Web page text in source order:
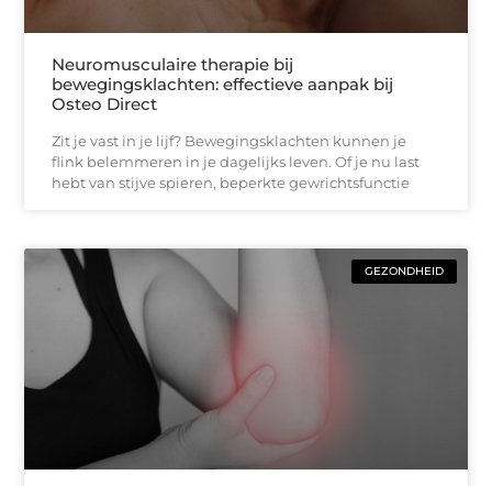
Neuromusculaire therapie bij
bewegingsklachten: effectieve aanpak bij
Osteo Direct
Zit je vast in je lijf? Bewegingsklachten kunnen je
flink belemmeren in je dagelijks leven. Of je nu last
hebt van stijve spieren, beperkte gewrichtsfunctie
GEZONDHEID